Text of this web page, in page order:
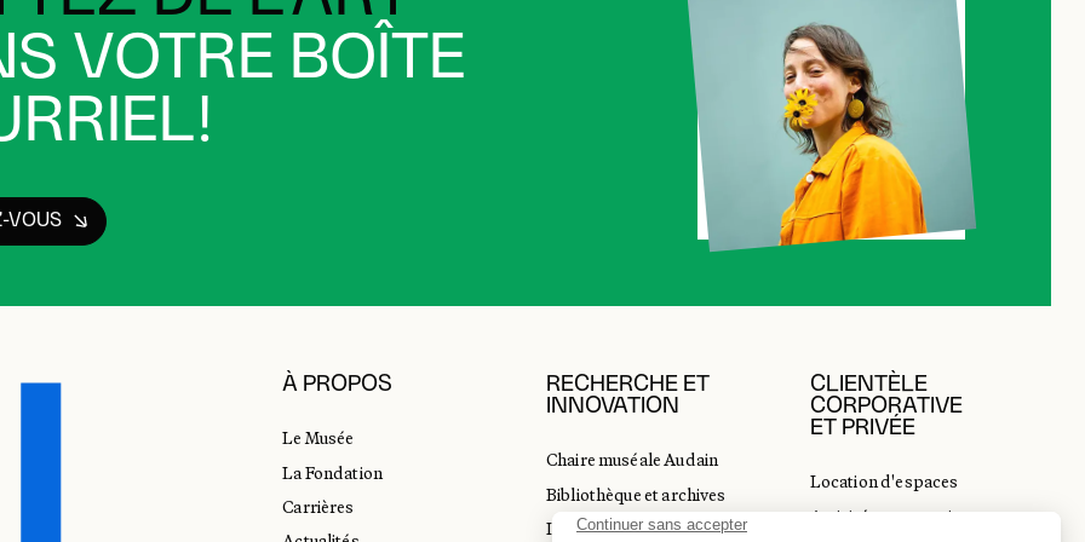
VOTRE BOÎTE
VOUS
À PROPOS
Le Musée
La Fondation
Carrières
RECHERCHE ET
INNOVATION
Chaire muséale Audain
Bibliothèque et archives
Incubateur d’innovations
CLIENTÈLE
CORPORATIVE
ET PRIVÉE
Location d'espaces
Activités corporatives